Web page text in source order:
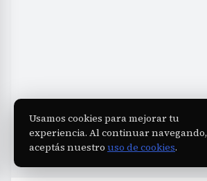
Usamos cookies para mejorar tu
experiencia. Al continuar navegando,
aceptás nuestro uso de cookies.